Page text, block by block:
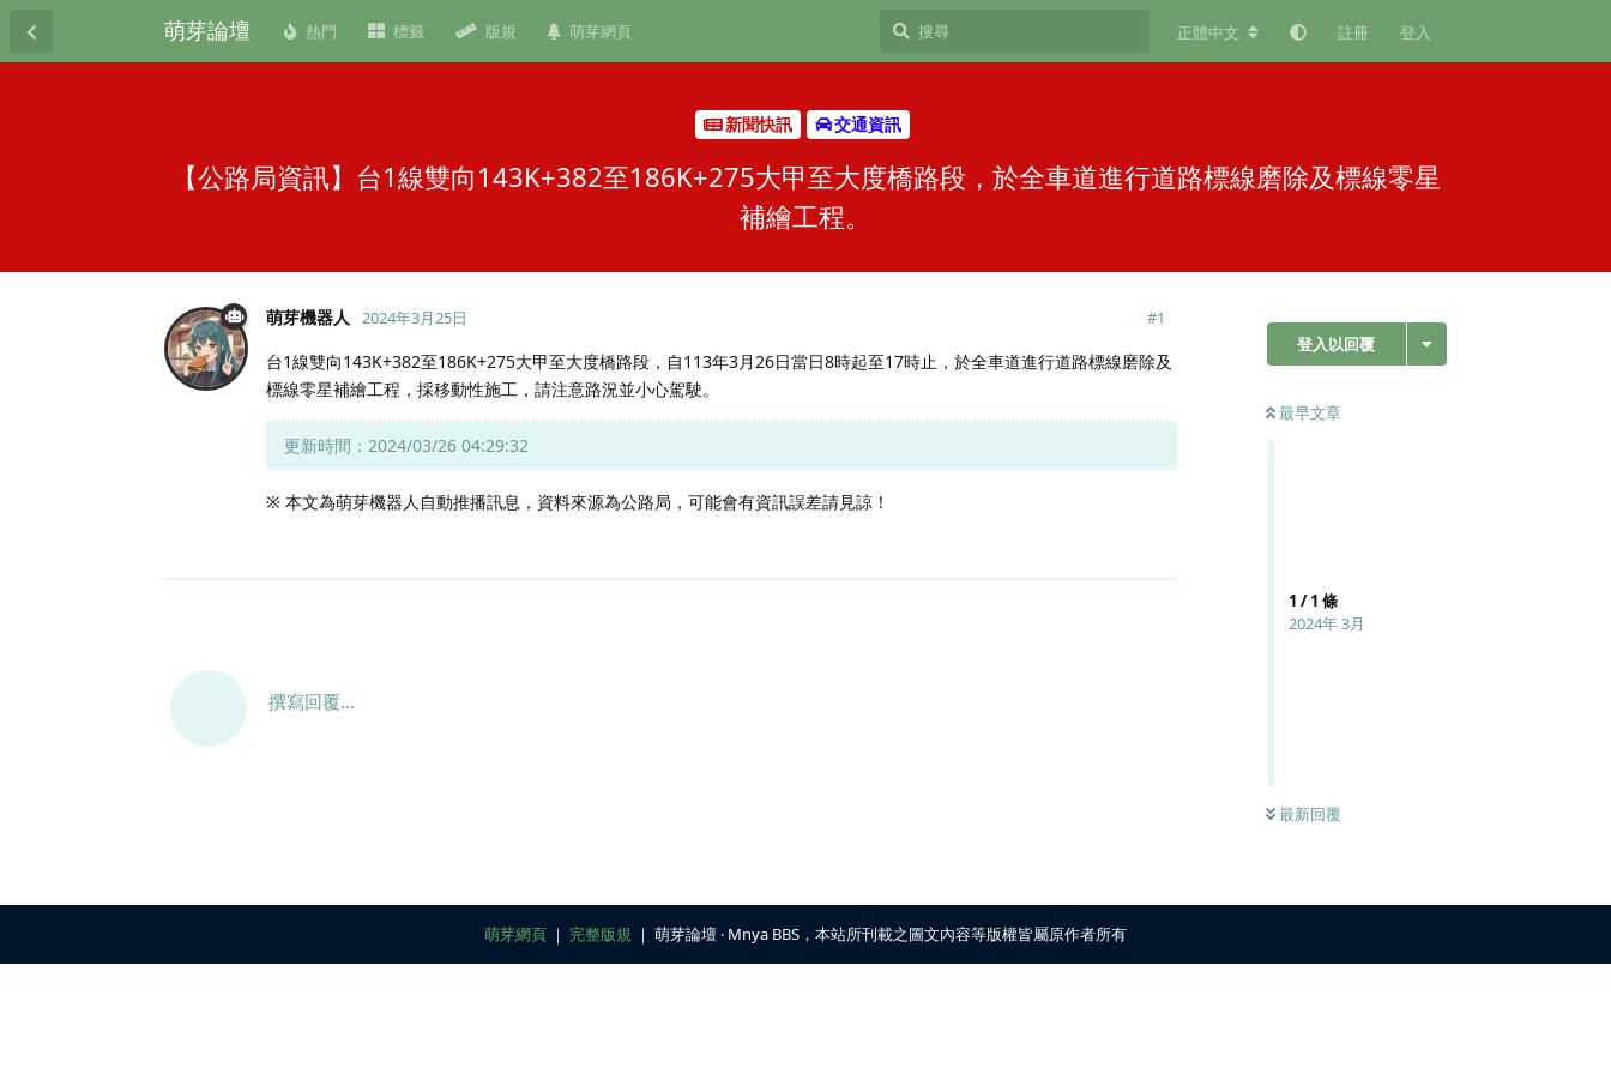
萌芽論壇 熱門 標籤 版規 萌芽網頁 正體中文 註冊 登入
新聞快訊 交通資訊
【公路局資訊】台1線雙向143K+382至186K+275大甲至大度橋路段，於全車道進行道路標線磨除及標線零星
補繪工程。
登入以回覆
最早文章
1 /1 條
2024年 3月
最新回覆
萌芽機器人 2024年3月25日 #1
台1線雙向143K+382至186K+275大甲至大度橋路段，自113年3月26日當日8時起至17時止，於全車道進行道路標線磨除及
標線零星補繪工程，採移動性施工，請注意路況並小心駕駛。
更新時間：2024/03/26 04:29:32
※ 本文為萌芽機器人自動推播訊息，資料來源為公路局，可能會有資訊誤差請見諒！
撰寫回覆...
萌芽網頁 ｜ 完整版規 ｜ 萌芽論壇 ‧ Mnya BBS，本站所刊載之圖文內容等版權皆屬原作者所有